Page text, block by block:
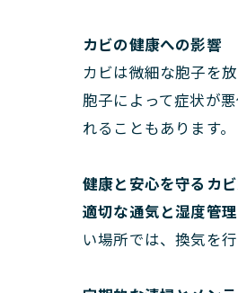
カビの健康への影響
カビは微細な胞子を
胞子によって症状が
れることもあります。
健康と安心を守るカ
適切な通気と湿度管理
い場所では、換気を